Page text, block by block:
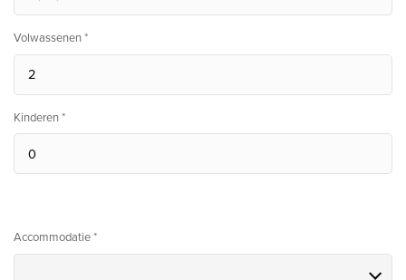
Volwassenen *
Kinderen *
Accommodatie *